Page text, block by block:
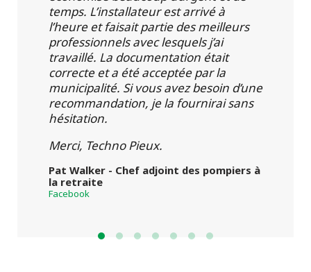
temps. L’installateur est arrivé à
l’heure et faisait partie des meilleurs
professionnels avec lesquels j’ai
travaillé. La documentation était
correcte et a été acceptée par la
municipalité. Si vous avez besoin d’une
recommandation, je la fournirai sans
hésitation.
Merci, Techno Pieux.
Pat Walker - Chef adjoint des pompiers à
la retraite
Facebook